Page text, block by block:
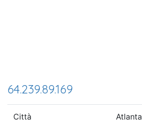
64.239.89.169
Città Atlanta